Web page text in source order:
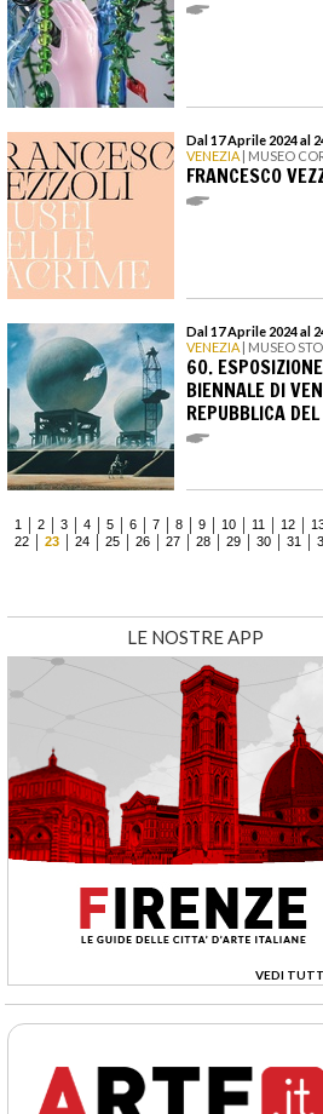
Dal 17 Aprile 2024 al
VENEZIA | MUSEO
FRANCESCO
Dal 17 Aprile 2024 al
VENEZIA | MUSEO
60.
BIENNALE DI
REPUBBLICA
1 2 3 4 5 6 7 8 9 10 11 12
22
23 24 25 26 27 28 29 30 31
LE NOSTRE APP
VEDI
>